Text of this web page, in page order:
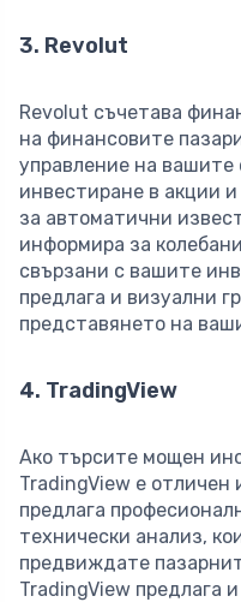
3. Revolut
Revolut съчетава
на финансовите
управление на вашите
инвестиране в акции
за автоматични
информира за
свързани с вашите
предлага и визуални
представянето на
4. TradingView
Ако търсите мощен
TradingView е отличен
предлага
технически анализ,
предвиждате
TradingView предлага